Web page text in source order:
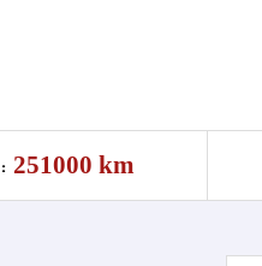
: 251000 km